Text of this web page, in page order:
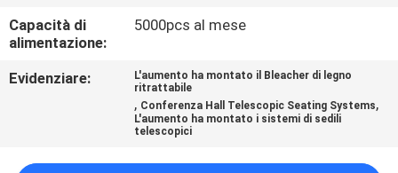
BLOG
RICHIEDA
Capacità di
alimentazione:
5000pcs al mese
Evidenziare:
L'aumento ha montato il Bleacher di legno
ritrattabile
, Conferenza Hall Telescopic Seating Systems,
L'aumento ha montato i sistemi di sedili
telescopici